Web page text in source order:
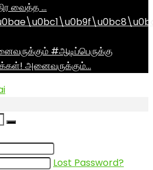
வைத்த …
#ஆடிப்பெருக்கு
அனைவருக்கும்…
Lost Password?